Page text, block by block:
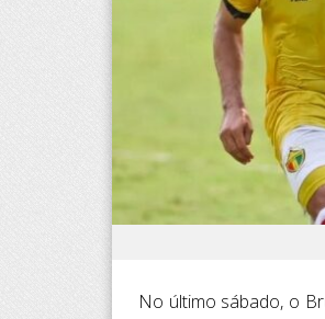
No último sábado, o